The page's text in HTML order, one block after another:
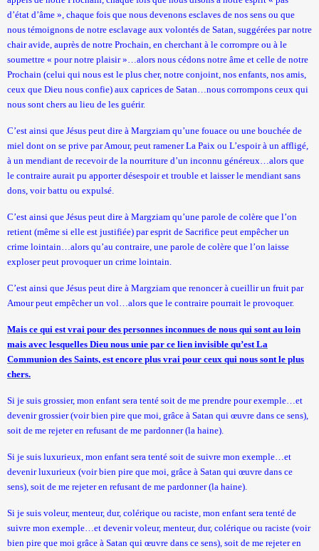
d’état d’âme », chaque fois que nous devenons esclaves de nos sens ou que
nous témoignons de notre esclavage aux volontés de Satan, suggérées par notre
chair avide, auprès de notre Prochain, en cherchant à le corrompre ou à le
soumettre « pour notre plaisir »…alors nous cédons notre âme et celle de notre
Prochain (celui qui nous est le plus cher, notre conjoint, nos enfants, nos amis,
ceux que Dieu nous confie) aux caprices de Satan…nous corrompons ceux qui
nous sont chers au lieu de les guérir.
C’est ainsi que Jésus peut dire à Margziam qu’une fouace ou une bouchée de
miel dont on se prive par Amour, peut ramener La Paix ou L’espoir à un affligé,
à un mendiant de recevoir de la nourriture d’un inconnu généreux…alors que
le contraire aurait pu apporter désespoir et trouble et laisser le mendiant sans
dons, voir battu ou expulsé.
C’est ainsi que Jésus peut dire à Margziam qu’une parole de colère que l’on
retient (même si elle est justifiée) par esprit de Sacrifice peut empêcher un
crime lointain…alors qu’au contraire, une parole de colère que l’on laisse
exploser peut provoquer un crime lointain.
C’est ainsi que Jésus peut dire à Margziam que renoncer à cueillir un fruit par
Amour peut empêcher un vol…alors que le contraire pourrait le provoquer.
Mais ce qui est vrai pour des personnes inconnues de nous qui sont au loin
mais avec lesquelles Dieu nous unie par ce lien invisible qu’est La
Communion des Saints, est encore plus vrai pour ceux qui nous sont le plus
chers.
Si je suis grossier, mon enfant sera tenté soit de me prendre pour exemple…et
devenir grossier (voir bien pire que moi, grâce à Satan qui œuvre dans ce sens),
soit de me rejeter en refusant de me pardonner (la haine).
Si je suis luxurieux, mon enfant sera tenté soit de suivre mon exemple…et
devenir luxurieux (voir bien pire que moi, grâce à Satan qui œuvre dans ce
sens), soit de me rejeter en refusant de me pardonner (la haine).
Si je suis voleur, menteur, dur, colérique ou raciste, mon enfant sera tenté de
suivre mon exemple…et devenir voleur, menteur, dur, colérique ou raciste (voir
bien pire que moi grâce à Satan qui œuvre dans ce sens), soit de me rejeter en